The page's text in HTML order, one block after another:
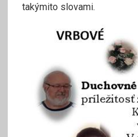
takýmito slovami.